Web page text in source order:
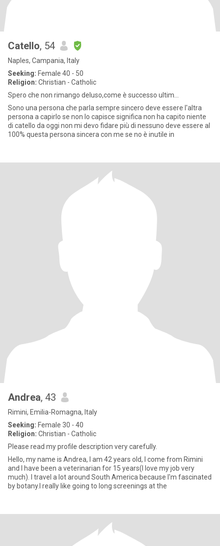
Catello, 54
Naples, Campania, Italy
Seeking: Female 40 - 50
Religion: Christian - Catholic
Spero che non rimango deluso,come è successo ultim...
Sono una persona che parla sempre sincero deve essere l'altra
persona a capirlo se non lo capisce significa non ha capito niente
di catello da oggi non mi devo fidare più di nessuno deve essere al
100% questa persona sincera con me se no è inutile in
Andrea, 43
Rimini, Emilia-Romagna, Italy
Seeking: Female 30 - 40
Religion: Christian - Catholic
Please read my profile description very carefully.
Hello, my name is Andrea, I am 42 years old, I come from Rimini
and I have been a veterinarian for 15 years(I love my job very
much). I travel a lot around South America because I'm fascinated
by botany.I really like going to long screenings at the